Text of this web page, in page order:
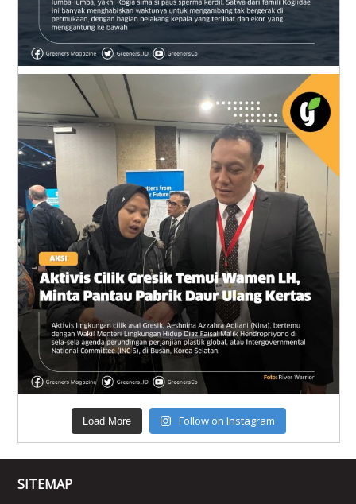
Load More Follow on Instagram
SITEMAP